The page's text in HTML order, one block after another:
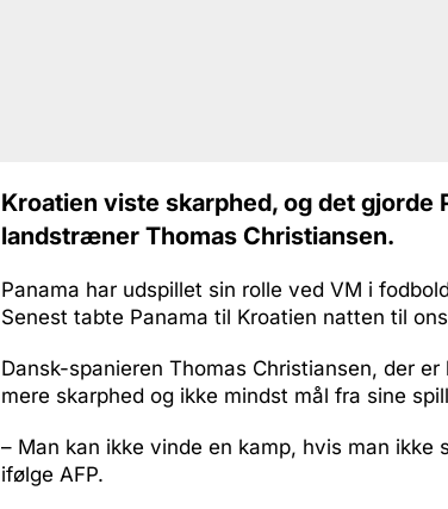
Kroatien viste skarphed, og det gjorde
landstræner Thomas Christiansen.
Panama har udspillet sin rolle ved VM i
Senest tabte Panama til Kroatien natten til
Dansk-spanieren Thomas Christiansen, der
mere skarphed og ikke mindst mål fra sine
– Man kan ikke vinde en kamp, hvis man ikke
ifølge AFP.